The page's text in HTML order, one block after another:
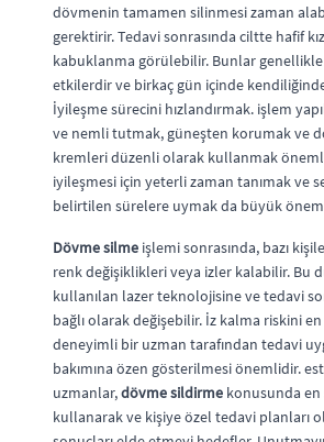
dövmenin tamamen silinmesi zaman
gerektirir. Tedavi sonrasında ciltte hafif
kabuklanma görülebilir. Bunlar genellikle
etkilerdir ve birkaç gün içinde
İyileşme sürecini hızlandırmak. işlem
ve nemli tutmak, güneşten korumak ve
kremleri düzenli olarak kullanmak
iyileşmesi için yeterli zaman tanımak ve
belirtilen sürelere uymak da büyük önem
Dövme silme işlemi sonrasında, bazı
renk değişiklikleri veya izler kalabilir. Bu
kullanılan lazer teknolojisine ve tedavi
bağlı olarak değişebilir. İz kalma riskini
deneyimli bir uzman tarafından tedavi
bakımına özen gösterilmesi önemlidir.
uzmanlar,dövme sildirme konusunda
kullanarak ve kişiye özel tedavi planları